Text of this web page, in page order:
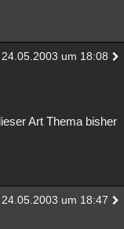
24.05.2003 um 18:08
Art Thema bisher
24.05.2003 um 18:47